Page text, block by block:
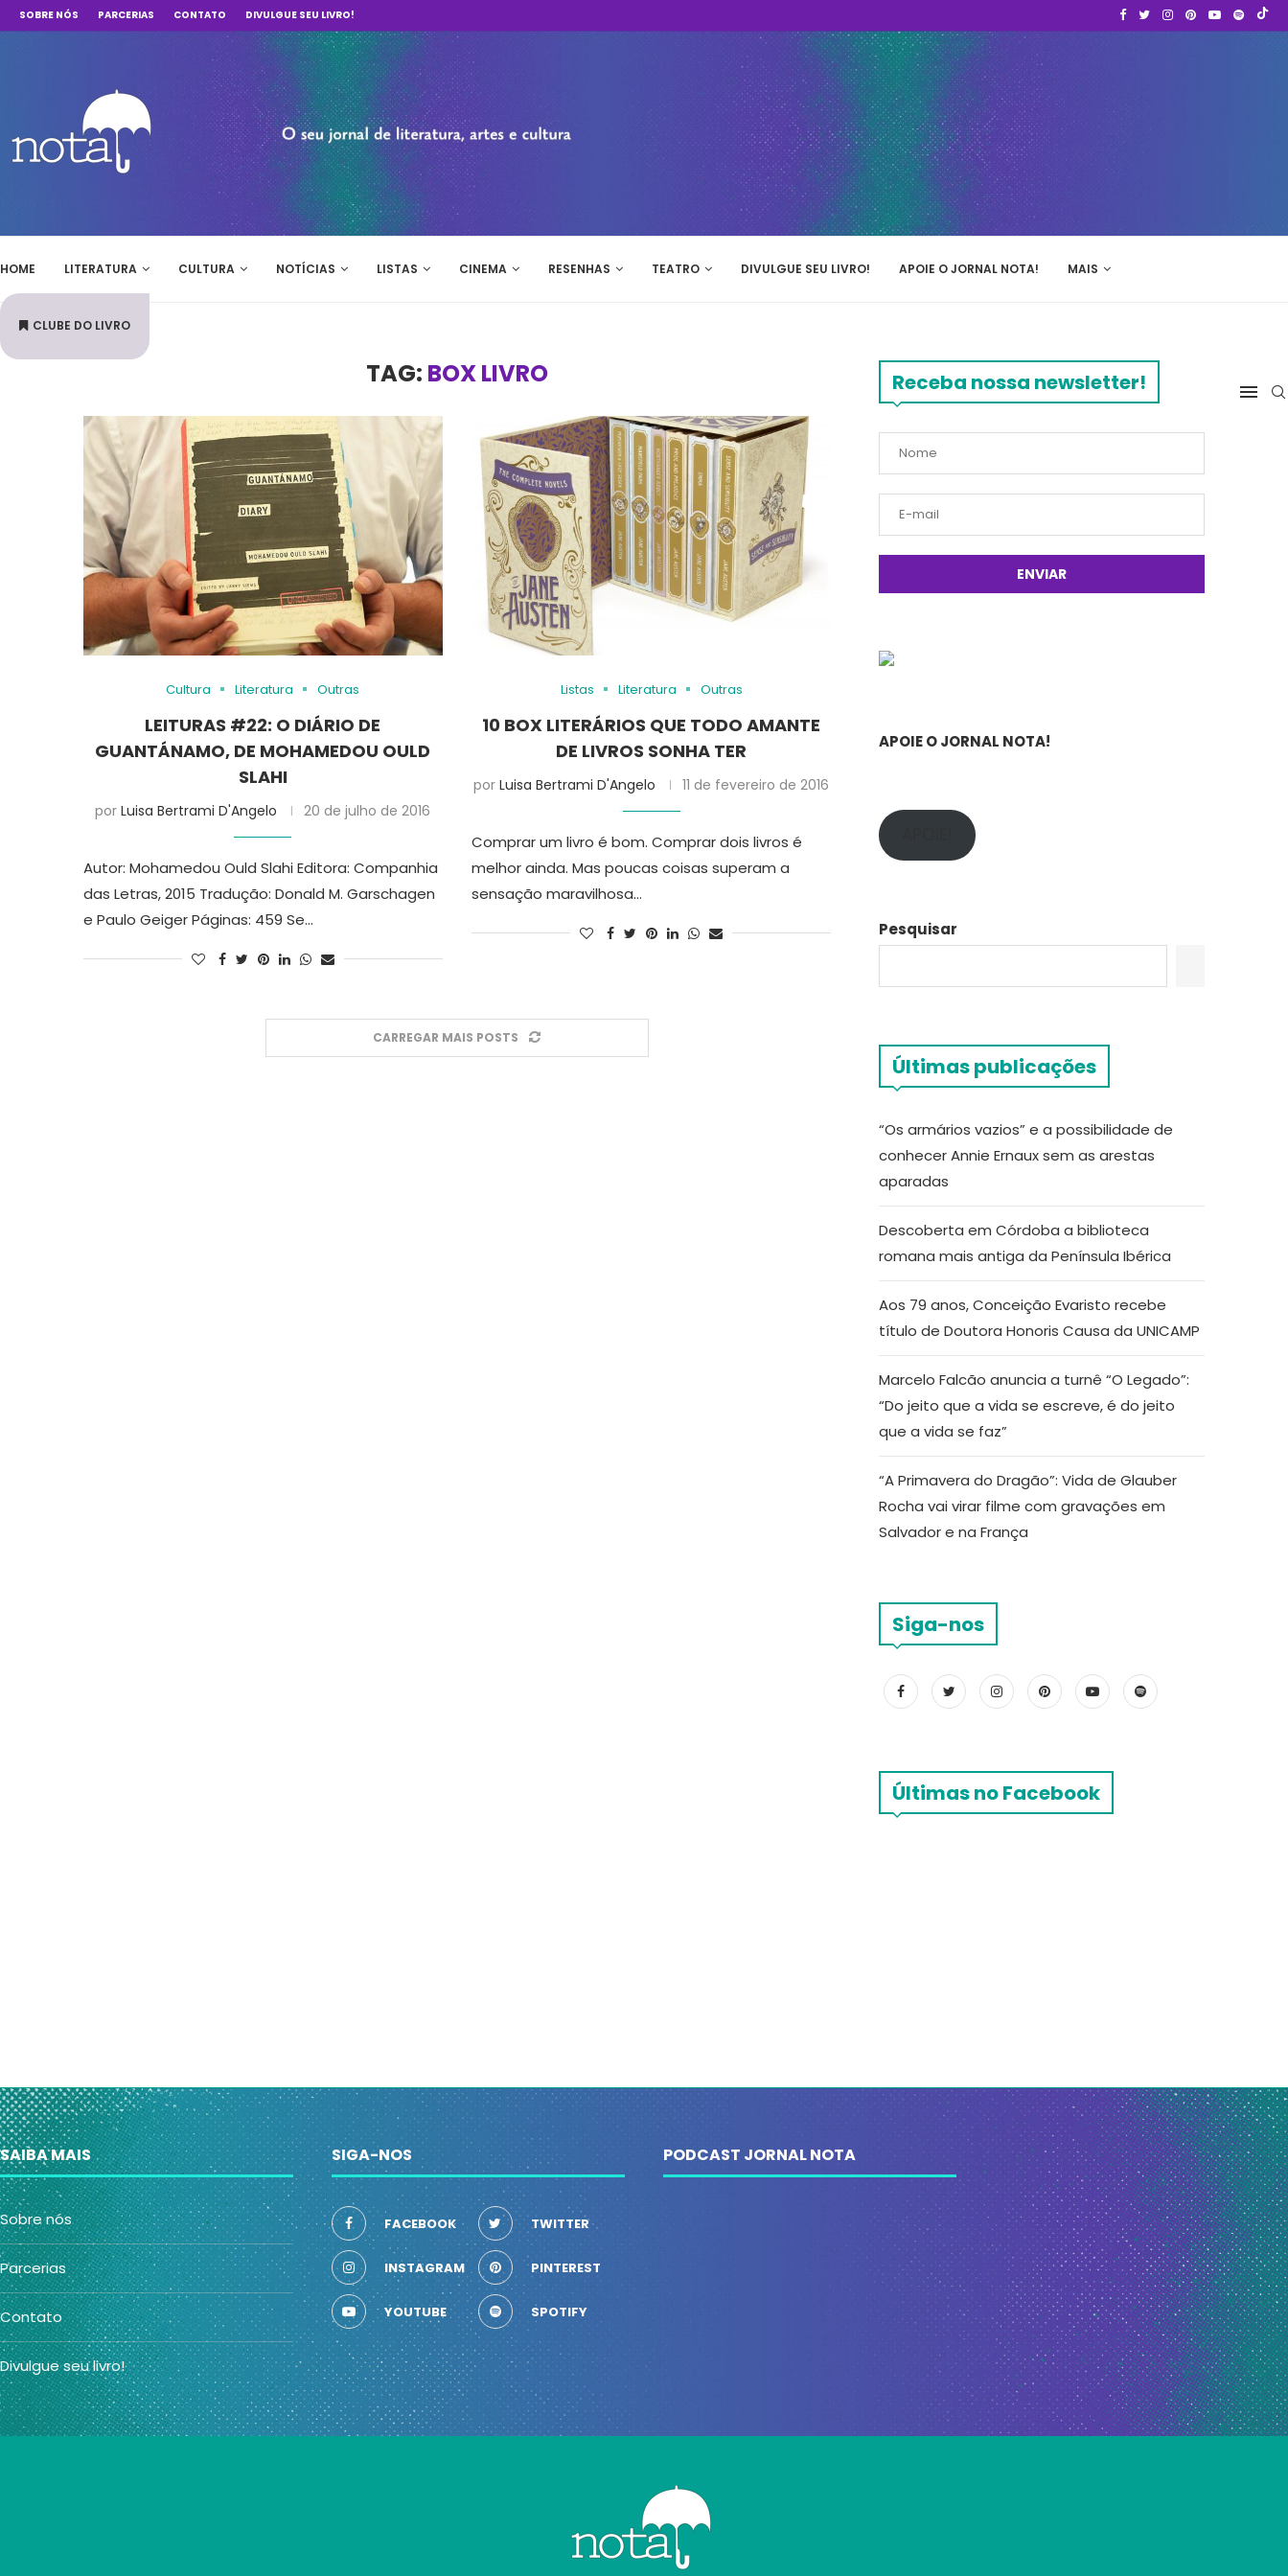
SOBRE NÓS PARCERIAS CONTATO DIVULGUE SEU LIVRO!
HOME LITERATURA CULTURA NOTÍCIAS LISTAS CINEMA RESENHAS TEATRO DIVULGUE SEU LIVRO! APOIE O JORNAL NOTA! MAIS
CLUBE DO LIVRO
TAG: BOX LIVRO
Cultura Literatura Outras
LEITURAS #22: O DIÁRIO DE
GUANTÁNAMO, DE MOHAMEDOU OULD
SLAHI
porLuisa Bertrami D'Angelo 20 de julho de 2016
Autor: Mohamedou Ould Slahi Editora: Companhia
das Letras, 2015 Tradução: Donald M. Garschagen
e Paulo Geiger Páginas: 459 Se…
Listas Literatura Outras
10 BOX LITERÁRIOS QUE TODO AMANTE
DE LIVROS SONHA TER
porLuisa Bertrami D'Angelo 11 de fevereiro de 2016
Comprar um livro é bom. Comprar dois livros é
melhor ainda. Mas poucas coisas superam a
sensação maravilhosa…
CARREGAR MAIS POSTS
Receba nossa newsletter!
APOIE O JORNAL NOTA!
Pesquisar
Últimas publicações
“Os armários vazios” e a possibilidade de
conhecer Annie Ernaux sem as arestas
aparadas
Descoberta em Córdoba a biblioteca
romana mais antiga da Península Ibérica
Aos 79 anos, Conceição Evaristo recebe
título de Doutora Honoris Causa da UNICAMP
Marcelo Falcão anuncia a turnê “O Legado”:
“Do jeito que a vida se escreve, é do jeito
que a vida se faz”
“A Primavera do Dragão”: Vida de Glauber
Rocha vai virar filme com gravações em
Salvador e na França
Siga-nos
Últimas no Facebook
SAIBA MAIS
Sobre nós
Parcerias
Contato
Divulgue seu livro!
SIGA-NOS
FACEBOOK TWITTER
INSTAGRAM PINTEREST
YOUTUBE SPOTIFY
PODCAST JORNAL NOTA